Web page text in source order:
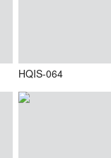
HQIS-064